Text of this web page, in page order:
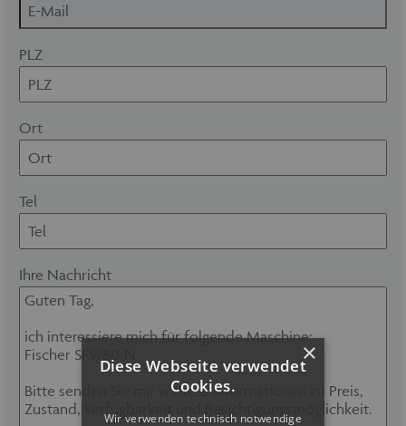
PLZ
Ort
Tel
Ihre Nachricht
×
Diese Webseite verwendet
Cookies.
Wir verwenden technisch notwendige